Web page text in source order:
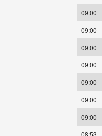
09:00
09:00
09:00
09:00
09:00
09:00
09:00
08:53